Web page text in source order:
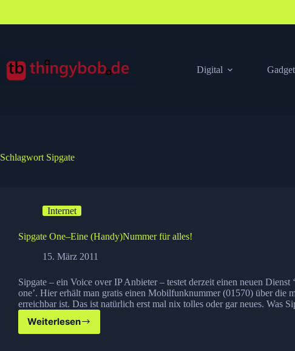
springen
Digital
Schlagwort Sipgate
Internet
Sipgate One–Eine (Handy)Nummer für alles!
15. März 2011
Sipgate – ein Voice over IP Anbieter – testet derzeit einen neuen Dienst
one’. Hier erhält man gratis einen Mobilfunknummer (01570) über die
erreichbar ist. Das ist natürlich erst mal nix tolles oder gar neues. Was
Weiterlesen
Sipgate